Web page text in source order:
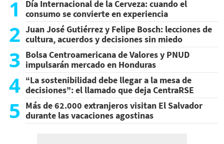
1
Día Internacional de la Cerveza: cuando el
consumo se convierte en experiencia
2 Juan José Gutiérrez y Felipe Bosch: lecciones de
cultura, acuerdos y decisiones sin miedo
3 Bolsa Centroamericana de Valores y PNUD
impulsarán mercado en Honduras
4 “La sostenibilidad debe llegar a la mesa de
decisiones”: el llamado que deja CentraRSE
5 Más de 62.000 extranjeros visitan El Salvador
durante las vacaciones agostinas